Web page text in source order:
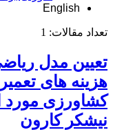
English
تعداد مقالات: 1
تعیین مدل
هزینه های
کشاورزی
نیشکر کارون